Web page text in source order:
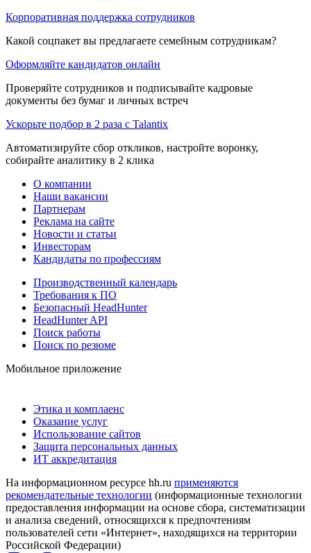
Корпоративная поддержка сотрудников
Какой соцпакет вы предлагаете семейным сотрудникам?
Оформляйте кандидатов онлайн
Проверяйте сотрудников и подписывайте кадровые
документы без бумаг и личных встреч
Ускорьте подбор в 2 раза с Talantix
Автоматизируйте сбор откликов, настройте воронку,
собирайте аналитику в 2 клика
О компании
Наши вакансии
Партнерам
Реклама на сайте
Новости и статьи
Инвесторам
Кандидаты по профессиям
Производственный календарь
Требования к ПО
Безопасный HeadHunter
HeadHunter API
Поиск работы
Поиск по резюме
Мобильное приложение
Этика и комплаенс
Оказание услуг
Использование сайтов
Защита персональных данных
ИТ аккредитация
На информационном ресурсе hh.ru применяются
рекомендательные технологии (информационные технологии
предоставления информации на основе сбора, систематизации
и анализа сведений, относящихся к предпочтениям
пользователей сети «Интернет», находящихся на территории
Российской Федерации)